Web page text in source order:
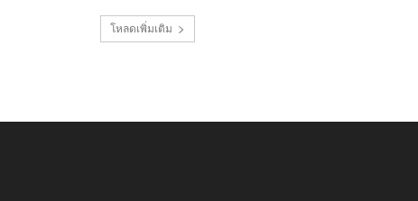
โหลดเพิ่มเติม